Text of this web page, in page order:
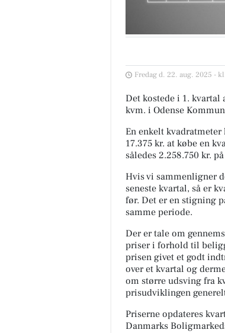
Fredag d. 22. aug. 2025 -
Det kostede i 1. kvartal
kvm. i Odense
En enkelt
17.375 kr. at købe en
således 2.258.750 kr.
Hvis vi sammenligner
seneste kvartal, så er
før. Det er en stigning
samme periode.
Der er tale om
priser i forhold til
prisen givet et godt
over et kvartal og
om større udsving fra
prisudviklingen
Priserne opdateres
Danmarks